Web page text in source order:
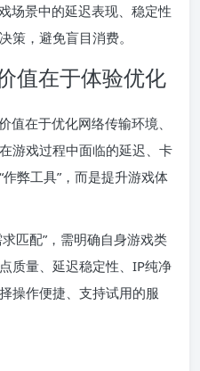
场景中的延迟表现、稳定性
策，避免盲目消费。
值在于体验优化
值在于优化网络传输环境、
游戏过程中面临的延迟、卡
弊工具”，而是提升游戏体
匹配”，需明确自身游戏类
质量、延迟稳定性、IP纯净
操作便捷、支持试用的服